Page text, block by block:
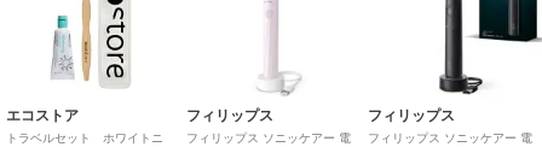
エコストア
トラベルセット ホワイトニ
フィリップス
フィリップス ソニッケアー 電
フィリップス
フィリップス ソニッケアー 電